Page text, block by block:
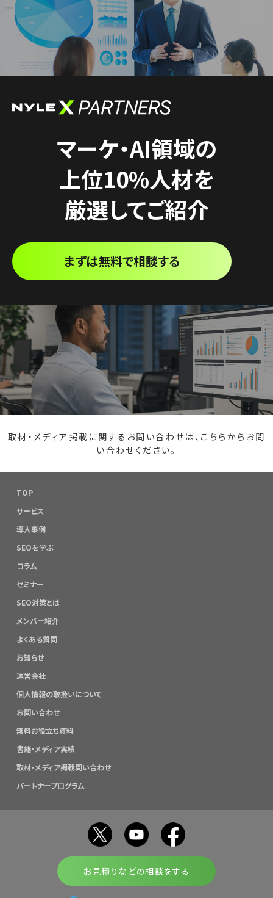
マーケ・AI領域の
上位10%人材を
厳選してご紹介
まずは無料で相談する
取材・メディア掲載に関するお問い合わせは、 こちら からお問
い合わせください。
TOP
サービス
導入事例
SEOを学ぶ
コラム
セミナー
SEO対策とは
メンバー紹介
よくある質問
お知らせ
運営会社
個人情報の取扱いについて
お問い合わせ
無料お役立ち資料
書籍・メディア実績
取材・メディア掲載問い合わせ
パートナープログラム
お見積りなどの相談をする